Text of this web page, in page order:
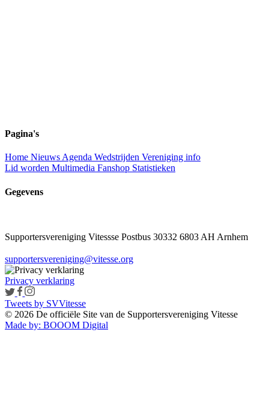
Pagina's
Home NieuwsAgenda Wedstrijden Vereniging info
Lid worden Multimedia Fanshop Statistieken
Gegevens
Supportersvereniging Vitessse Postbus 30332 6803 AH Arnhem
supportersvereniging@vitesse.org
Privacy verklaring
Tweets by SVVitesse
© 2026 De officiële Site van de Supportersvereniging Vitesse
Made by: BOOOM Digital